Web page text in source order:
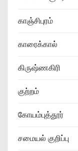
காஞ்சிபுரம்
காரைக்கால்
கிருஷ்ணகிரி
குற்றம்
கோயம்புத்தூர்
சமையல் குறிப்பு